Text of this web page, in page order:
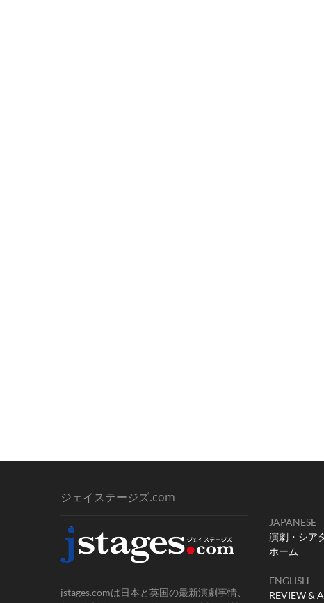
ジェイステージズ.com
jstages.comは日本と英国の最新演劇事情、
JAPANESE
演劇・シア
ホーム
ENGLISH
REVIEW &